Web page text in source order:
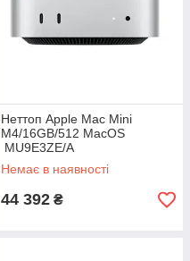
Неттоп Apple Mac Mini
M4/16GB/512 MacOS
MU9E3ZE/A
Немає в наявності
44 392 ₴